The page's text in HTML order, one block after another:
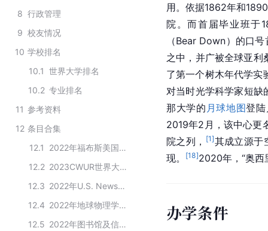
8 行政管理
9 校友情况
10 学校排名
10.1 世界大学排名
10.2 专业排名
11 参考资料
12 条目合集
12.1
2022年福布斯美国大学排行榜前200
12.2
2023CWUR世界大学排名TOP100
12.3
2022年U.S. News全球最佳大学前100
12.4
2022年地球物理学QS世界大学排名
12.5
2022年图书馆及信息管理QS世界大学排名
用。依据1862年和
院。而首届毕业班于
（Bear Down）的口
之中，并广被全球亚利
了第一个树木年代学实
对当时光学科学家短缺
那大学的 月球地图登
2019年2月，该中心更
院之列， [1]其成立源于
现。
[18]2020年，“奥西
办学条件